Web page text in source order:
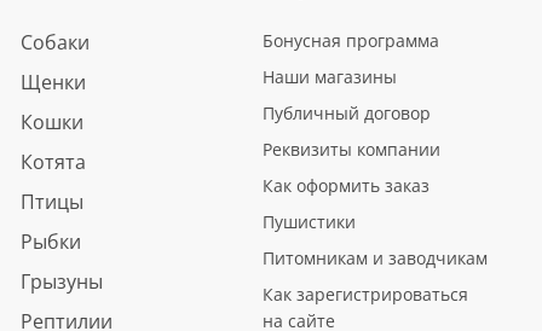
Собаки
Щенки
Кошки
Котята
Птицы
Рыбки
Грызуны
Рептилии
Бонусная программа
Наши магазины
Публичный договор
Реквизиты компании
Как оформить заказ
Пушистики
Питомникам и заводчикам
Как зарегистрироваться
на сайте